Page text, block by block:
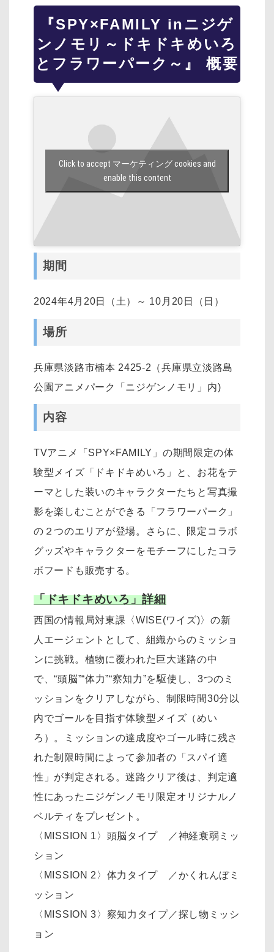
『SPY×FAMILY inニジゲ
ンノモリ～ドキドキめいろ
とフラワーパーク～』 概要
Click to accept マーケティング cookies and
enable this content
期間
2024年4月20日（土）～ 10月20日（日）
場所
兵庫県淡路市楠本 2425-2（兵庫県立淡路島
公園アニメパーク「ニジゲンノモリ」内)
内容
TVアニメ「SPY×FAMILY」の期間限定の体
験型メイズ「ドキドキめいろ」と、お花をテ
ーマとした装いのキャラクターたちと写真撮
影を楽しむことができる「フラワーパーク」
の２つのエリアが登場。さらに、限定コラボ
グッズやキャラクターをモチーフにしたコラ
ボフードも販売する。
「ドキドキめいろ」詳細
西国の情報局対東課〈WISE(ワイズ)〉の新
人エージェントとして、組織からのミッショ
ンに挑戦。植物に覆われた巨大迷路の中
で、“頭脳”“体力”“察知力”を駆使し、3つのミ
ッションをクリアしながら、制限時間30分以
内でゴールを目指す体験型メイズ（めい
ろ）。ミッションの達成度やゴール時に残さ
れた制限時間によって参加者の「スパイ適
性」が判定される。迷路クリア後は、判定適
性にあったニジゲンノモリ限定オリジナルノ
ベルティをプレゼント。
〈MISSION 1〉頭脳タイプ ／神経衰弱ミッ
ション
〈MISSION 2〉体力タイプ ／かくれんぼミ
ッション
〈MISSION 3〉察知力タイプ／探し物ミッシ
ョン